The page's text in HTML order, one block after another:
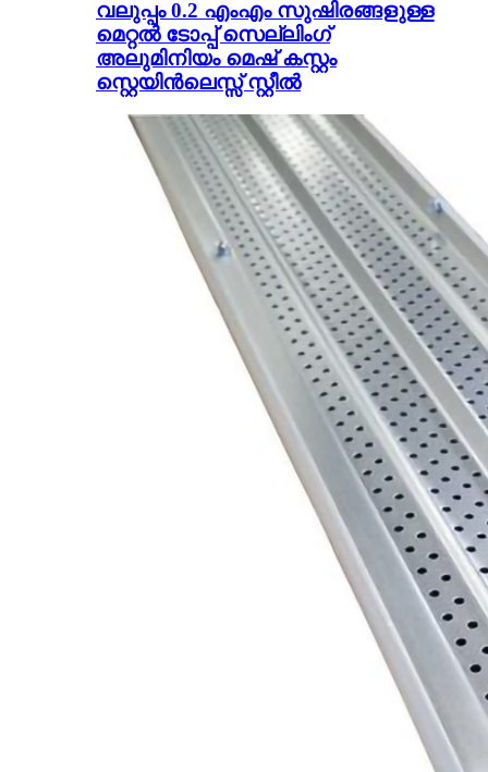
വലുപ്പം 0.2 എംഎം സുഷിരങ്ങളുള്ള
മെറ്റൽ ടോപ്പ് സെല്ലിംഗ്
അലുമിനിയം മെഷ് കസ്റ്റം
സ്റ്റെയിൻലെസ്സ് സ്റ്റീൽ